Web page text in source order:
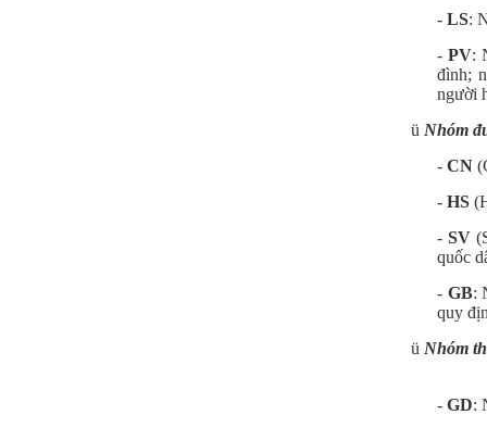
- LS:
-PV:
đình;
người
ü Nhóm
- CN
- HS
-SV
quốc
- GB:
quy
ü Nhóm
- GD: